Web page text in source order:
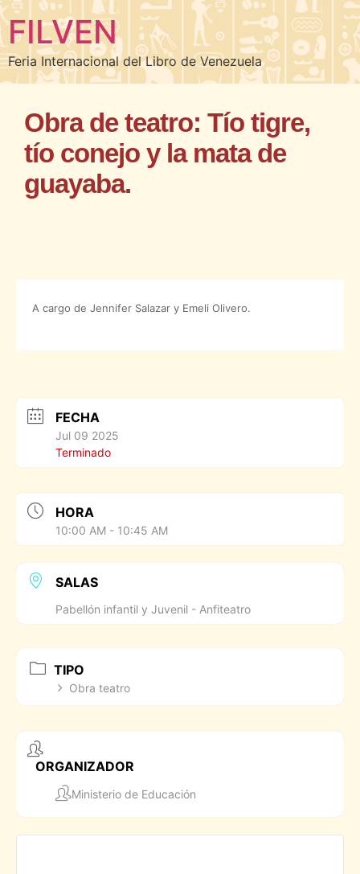
FILVEN
Feria Internacional del Libro de Venezuela
Obra de teatro: Tío tigre,
tío conejo y la mata de
guayaba.
A cargo de Jennifer Salazar y Emeli Olivero.
FECHA
Jul 09 2025
Terminado
HORA
10:00 AM - 10:45 AM
SALAS
Pabellón infantil y Juvenil - Anfiteatro
TIPO
Obra teatro
ORGANIZADOR
Ministerio de Educación